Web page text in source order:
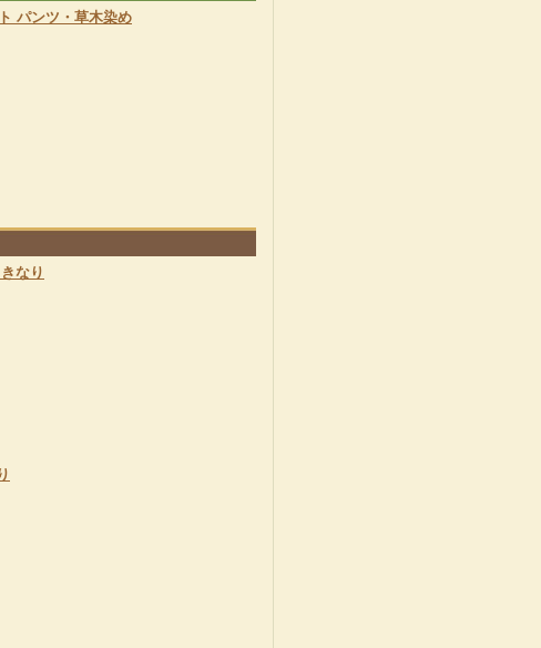
パンツ・草木染め
なり